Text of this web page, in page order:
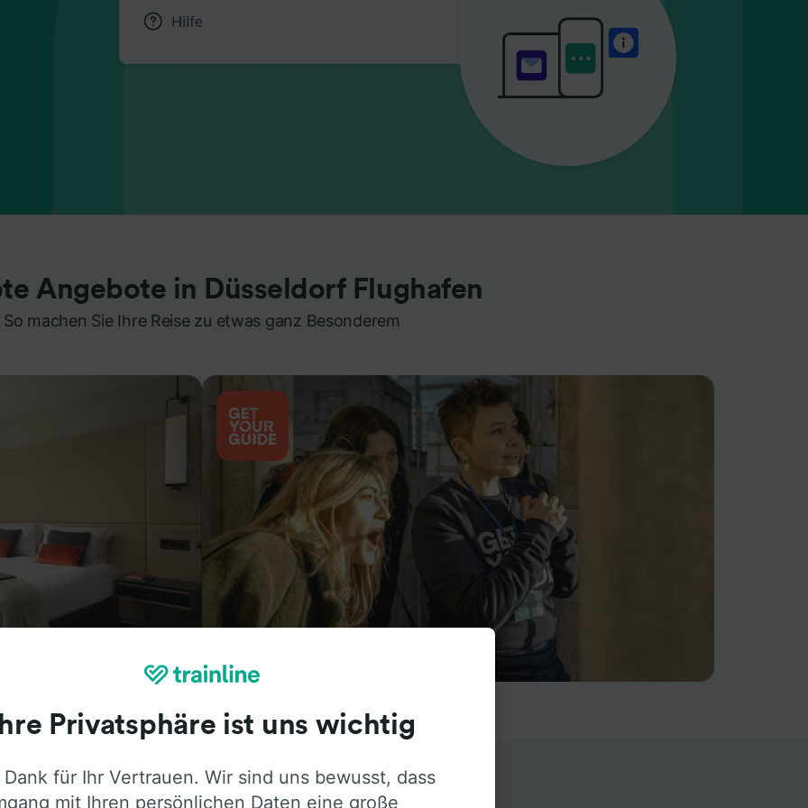
Angebote in Düsseldorf Flughafen
So machen Sie Ihre Reise zu etwas ganz Besonderem
ehrliche Meinung von Trainline-Nutzern
Ihre Privatsphäre ist uns wichtig
für Ihr Vertrauen. Wir sind uns bewusst, dass
mit Ihren persönlichen Daten eine große